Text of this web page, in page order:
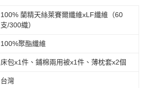
100% 蘭精天絲萊賽爾纖維xLF纖維（60
支/300織）
100%聚酯纖維
床包x1件、鋪棉兩用被x1件、薄枕套x2個
台灣